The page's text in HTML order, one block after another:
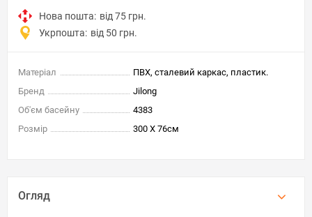
Нова пошта: від 75 грн.
Укрпошта: від 50 грн.
Матеріал
ПВХ, сталевий каркас, пластик.
Бренд
Jilong
Об'єм басейну
4383
Розмір
300 Х 76см
Огляд